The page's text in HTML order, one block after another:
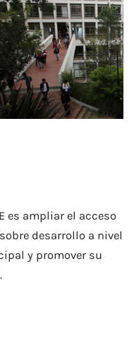
es ampliar el acceso
desarrollo a nivel
y promover su